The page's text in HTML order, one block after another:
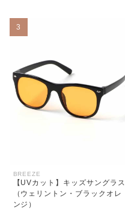
3
BREEZE
【UVカット】キッズサングラス
（ウェリントン・ブラックオレ
ンジ）